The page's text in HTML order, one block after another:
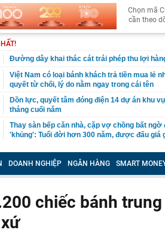
Chọn mã
cần theo
Đường dây khai thác cát trái phép thu lợi
Việt Nam có loại bánh khách trả tiền mua lẻ
quyết từ chối, lý do nằm ngay trong cái tên
Dồn lực, quyết tâm đóng điện 14 dự án khu
tháng cuối năm
Thay sàn bếp căn nhà, cặp vợ chồng bất ngờ
'khủng': Tuổi đời hơn 300 năm, được đấu giá
Mức phạt lên đến 200 triệu đồng nếu người
có hành vi sau
Bắt trend "miền Tây sông nước", cô nàng Á
Bé trai 1 tuổi làm vỡ hộp giấy, khách sạn đòi
Bên trong khu nghỉ dưỡng sang trọng nơi tổ
Georgina: Giá gần 40 triệu đồng/đêm, có
DOANH NGHIỆP NGÂN HÀNG SMART
chiếc bánh